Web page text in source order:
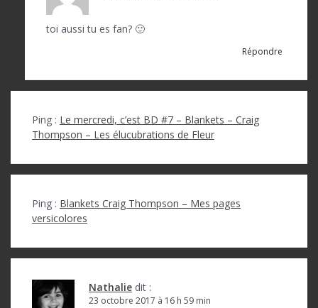
toi aussi tu es fan? 🙂
Répondre
Ping : Le mercredi, c’est BD #7 – Blankets – Craig
Thompson – Les élucubrations de Fleur
Ping : Blankets Craig Thompson – Mes pages
versicolores
Nathalie dit :
23 octobre 2017 à 16 h 59 min